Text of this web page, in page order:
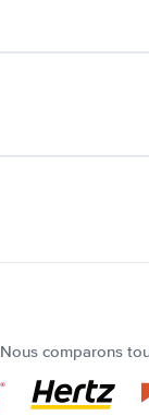
Nous comparons